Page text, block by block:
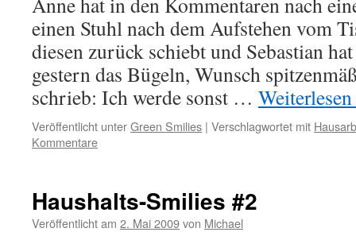
einen Stuhl nach dem Aufstehen vom
diesen zurück schiebt und Sebastian
gestern das Bügeln, Wunsch
schrieb: Ich werde sonst … Weiterlesen
Veröffentlicht unterGreen Smilies | Verschlagwortet mit
Kommentare
Haushalts-Smilies #2
Veröffentlicht am 2. Mai 2009von Michael